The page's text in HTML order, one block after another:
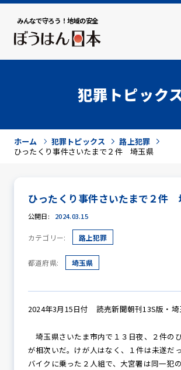
みんなで守ろう！地域の安全
大
防犯活動ニュース
防犯パトロール
防犯セミナー
犯罪トピック
ホーム 犯罪トピックス
路上犯罪
ひったくり事件さいたまで２件 埼玉県
ひったくり事件さいたまで２件
公開日: 2024.03.15
カテゴリー: 路上犯罪
都道府県: 埼玉県
2024年3月15日付 読売新聞朝刊13S版・埼
埼玉県さいたま市内で１３日夜、２件の
が相次いだ。けが人はなく、１件は未遂だ
バイクに乗った２人組で、大宮署は同一犯